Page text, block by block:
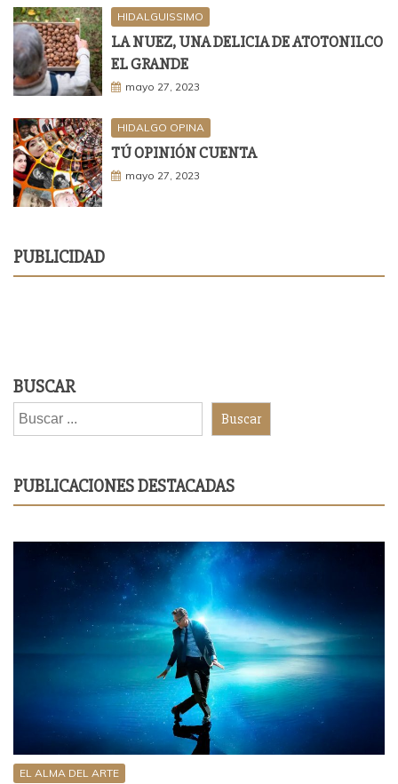
HIDALGUISSIMO
LA NUEZ, UNA DELICIA DE ATOTONILCO
EL GRANDE
mayo 27, 2023
HIDALGO OPINA
TÚ OPINIÓN CUENTA
mayo 27, 2023
PUBLICIDAD
BUSCAR
Buscar
PUBLICACIONES DESTACADAS
EL ALMA DEL ARTE